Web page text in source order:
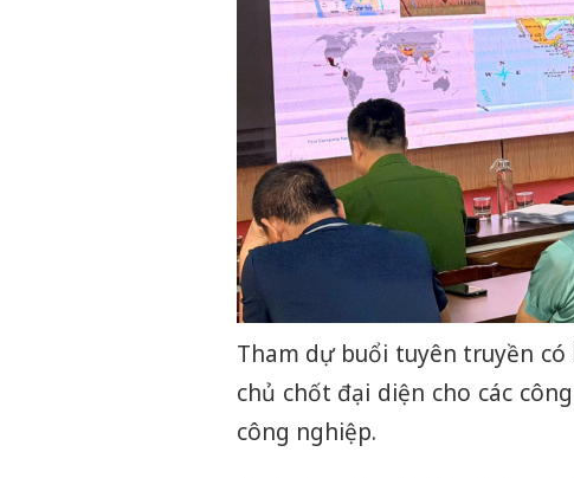
Tham dự buổi tuyên truyền
chủ chốt đại diện cho các
công nghiệp.